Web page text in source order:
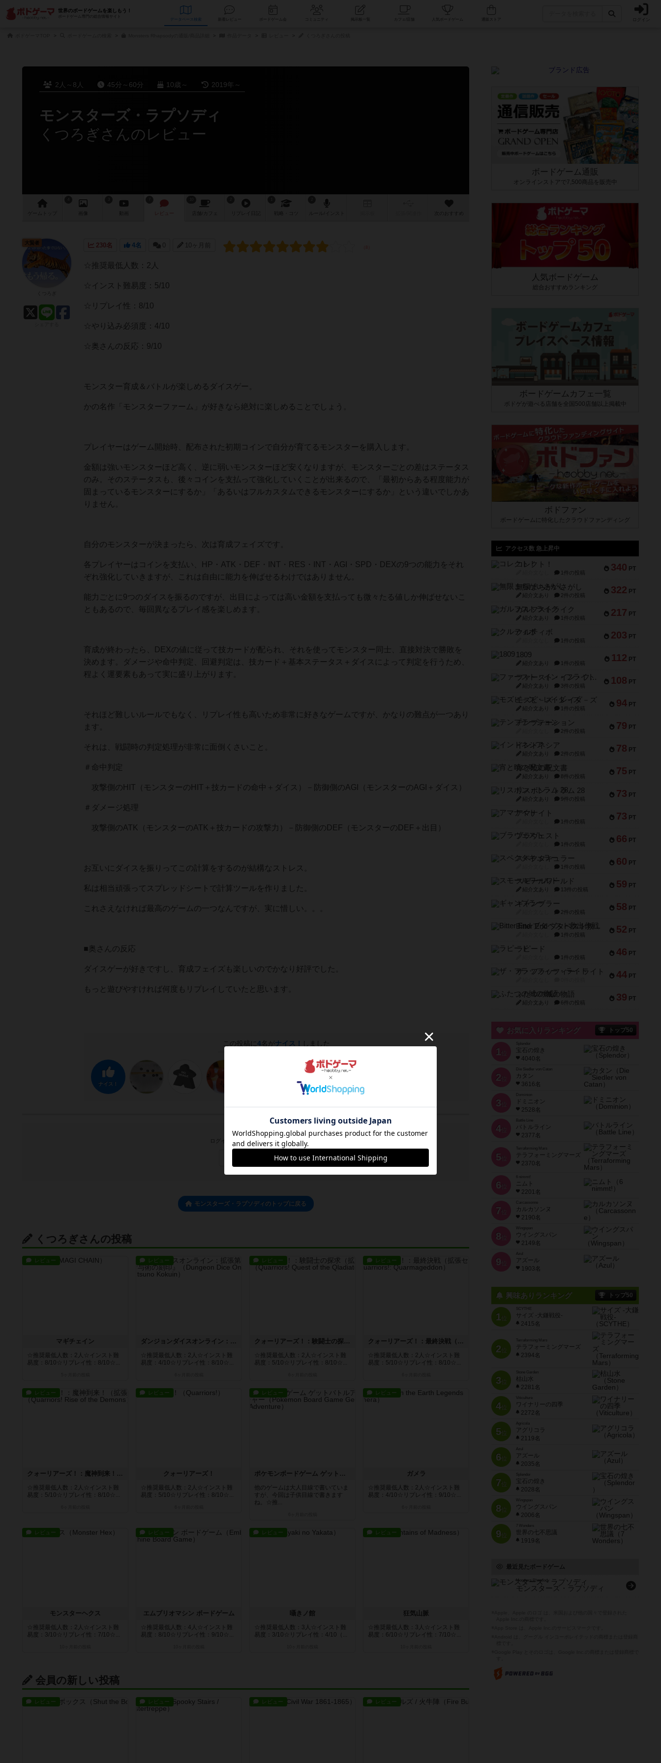
世界のボードゲームを楽しもう！
ボードゲーム専門の総合情報サイト
データベース コミュニティ 人気ボードゲーム ログイン
2人～8人 45分～60分 10歳～ 2019年～
モンスターズ・ラプソディ
くつろぎさんのレビュー
ゲーム 画像 レビュー 店舗/ カフェ 戦略 次のおすすめ
230名 4名 0 10ヶ月前
☆推奨最低人数：2人
☆インスト難易度：5/10
☆リプレイ性：8/10
☆やり込み必須度：4/10
☆奥さんの反応：9/10
モンスター育成＆バトルが楽しめるダイスゲー。
かの名作「モンスターファーム」が好きなら絶対に楽しめることでしょう。
プレイヤーはゲーム開始時、配布された初期コインで自分が育てるモンスターを購入します。
金額は強いモンスターほど高く、逆に弱いモンスターほど安くなりますが、モンスターごとの差はステータス
のみ。そのステータスも、後々コインを支払って強化していくことが出来るので、「最初からある程度能力が
固まっているモンスターにするか」「あるいはフルカスタムできるモンスターにするか」という違いでしかあ
りません。
自分のモンスターが決まったら、次は育成フェイズです。
各プレイヤーはコインを支払い、HP・ATK・DEF・INT・RES・INT・AGI・SPD・DEXの9つの能力をそれ
ぞれ強化していきますが、これは自由に能力を伸ばせるわけではありません。
能力ごとに9つのダイスを振るのですが、出目によっては高い金額を支払っても微々たる値しか伸ばせないこ
ともあるので、毎回異なるプレイ感を楽しめます。
育成が終わったら、DEXの値に従って技カードが配られ、それを使ってモンスター同士、直接対決で勝敗を
決めます。ダメージや命中判定、回避判定は、技カード＋基本ステータス＋ダイスによって判定を行うため、
程よく運要素もあって実に盛り上がります。
それほど難しいルールでもなく、リプレイ性も高いため非常に好きなゲームですが、かなりの難点が一つあり
ます。
それは、戦闘時の判定処理が非常に面倒くさいこと。
＃命中判定
攻撃側のHIT（モンスターのHIT＋技カードの命中＋ダイス）－防御側のAGI（モンスターのAGI＋ダイス）
＃ダメージ処理
攻撃側のATK（モンスターのATK＋技カードの攻撃力）－防御側のDEF（モンスターのDEF＋出目）
お互いにダイスを振りってこの計算をするのが結構なストレス。
私は相当頑張ってスプレッドシートで計算ツールを作りました。
これさえなければ最高のゲームの一つなんですが、実に惜しい。。。
■奥さんの反応
ダイスゲーが好きですし、育成フェイズも楽しいのでかなり好評でした。
もっと遊びやすければ何度もリプレイしていたと思います。
この投稿に 4名がナイス！ しました
ナイス！
大賢者
ログイン/会員登録でコメント
モンスターズ・ラプソディのトップに戻る
くつろぎさんの投稿
レビュー
マギチェイン
☆推奨最低人数：2人☆インスト難
易度：8/10☆リプレイ性：8/10☆...
レビュー
ダンジョンダイスオンライン：拡張第3弾『付与術の刻印』
☆推奨最低人数：2人☆インスト難
易度：4/10☆リプレイ性：8/10☆...
レビュー
クォーリアーズ！：験闘士の探求（拡張セット）
☆推奨最低人数：2人☆インスト難
易度：5/10☆リプレイ性：8/10☆...
レビュー
クォーリアーズ！：最終決戦（拡張セット）
☆推奨最低人数：2人☆インスト難
易度：5/10☆リプレイ性：8/10☆...
レビュー
クォーリアーズ！：魔神到来！（拡張セット）
☆推奨最低人数：2人☆インスト難
易度：5/10☆リプレイ性：8/10☆...
レビュー
クォーリアーズ！
☆推奨最低人数：2人☆インスト難
易度：5/10☆リプレイ性：8/10☆...
レビュー
ポケモンボードゲーム ゲットバトルアドベンチャー
他のゲームは大人目線で書いていま
すが、今回は子供目線で書きます
ね。☆推...
レビュー
ガメラ
☆推奨最低人数：2人☆インスト難
易度：4/10☆リプレイ性：9/10☆...
レビュー
モンスターヘクス
☆推奨最低人数：2人☆インスト難
易度：3/10☆リプレイ性：7/10☆...
レビュー
エムブリオマシン ボードゲーム
☆推奨最低人数：4人☆インスト難
易度：8/10☆リプレイ性：9/10☆...
レビュー
囁きノ館
☆推奨最低人数：3人☆インスト難
易度：3/10☆リプレイ性：4/10（...
レビュー
狂気山脈
☆推奨最低人数：3人☆インスト難
易度：6/10☆リプレイ性：7/10☆...
会員の新しい投稿
レビュー レビュー レビュー レビュー
ボードゲーム通販
オンラインストアで7,500商品を販売中
人気ボードゲーム
総合おすすめランキング
ボードゲームカフェ一覧
ボドゲが遊べる店舗を全国500店舗以上掲載中
ボドファン
ボードゲームに特化したクラウドファンディング
アクセス数 急上昇中
340 PT
コレクト！
1件の投稿
322 PT
無限まちがいさがし
紹介文あり 2件の投稿
217 PT
ガルフストライク
紹介文あり 1件の投稿
203 PT
クルティボ
1件の投稿
112 PT
1809
紹介文あり 1件の投稿
108 PT
ファースト・イン・フライト
紹介文あり 3件の投稿
94 PT
モズビ－ズ・レイダ－ズ
紹介文あり 1件の投稿
79 PT
テンプテーション
2件の投稿
78 PT
インドネシア
紹介文あり 2件の投稿
75 PT
宵と暁の呪文書
紹介文あり 8件の投稿
73 PT
リスボン・トラム 28
紹介文あり 9件の投稿
73 PT
アマナイト
1件の投稿
66 PT
ブラヴェスト
1件の投稿
60 PT
スペクタキュラー
1件の投稿
59 PT
スモールワールド
紹介文あり 13件の投稿
58 PT
ギャンブラー
2件の投稿
52 PT
Bitter End ブタペスト救出作戦
1件の投稿
46 PT
ラピード
1件の投稿
44 PT
ザ・フラッフィー・ライト
39 PT
ふたつの城の物語
紹介文あり 6件の投稿
お気に入りランキング トップ50
1 位
宝石の煌き
4040名
2 位
Die Siedler von Catan
カタン
3616名
3 位
ドミニオン
2528名
4位
Battle Line
バトルライン
2377名
5 位
Terraforming Mars
テラフォーミングマーズ
2370名
6 位
ニムト
2201名
7 位
Carcassonne
カルカソンヌ
2190名
8 位
Wingspan
ウイングスパン
2149名
9 位
Azul
アズール
1903名
興味ありランキング トップ50
1位
SCYTHE
サイズ -大鎌戦役-
2415名
2位
Terraforming Mars
テラフォーミングマーズ
2394名
3位
Stone Garden
枯山水
2281名
4位
Viticulture
ワイナリーの四季
2272名
5位
Agricola
アグリコラ
2119名
6位
Azul
アズール
2035名
7位
宝石の煌き
2028名
8位
Wingspan
ウイングスパン
2006名
9位
7 Wonders
世界の七不思議
1919名
最近見たボードゲーム
Monsters Rhapsody
モンスターズ・ラプソディ